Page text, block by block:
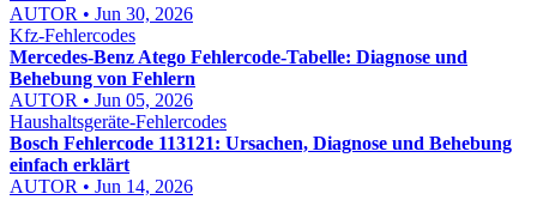
AUTOR • Jun 30, 2026
Kfz-Fehlercodes
Mercedes-Benz Atego Fehlercode-Tabelle: Diagnose und
Behebung von Fehlern
AUTOR • Jun 05, 2026
Haushaltsgeräte-Fehlercodes
Bosch Fehlercode 113121: Ursachen, Diagnose und Behebung
einfach erklärt
AUTOR • Jun 14, 2026